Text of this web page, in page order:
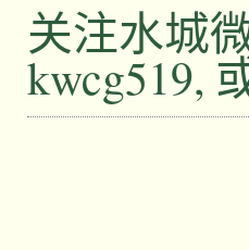
关注水城
kwcg519,